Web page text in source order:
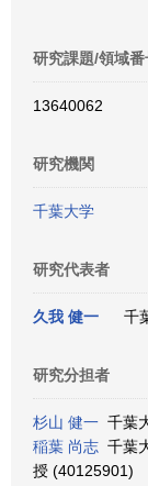
研究課題/領域番
13640062
研究機関
千葉大学
研究代表者
久我 健一 千
研究分担者
杉山 健一 千葉
稲葉 尚志 千葉
授 (40125901)